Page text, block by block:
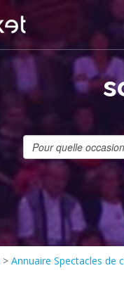
> Annuaire Spectacles de